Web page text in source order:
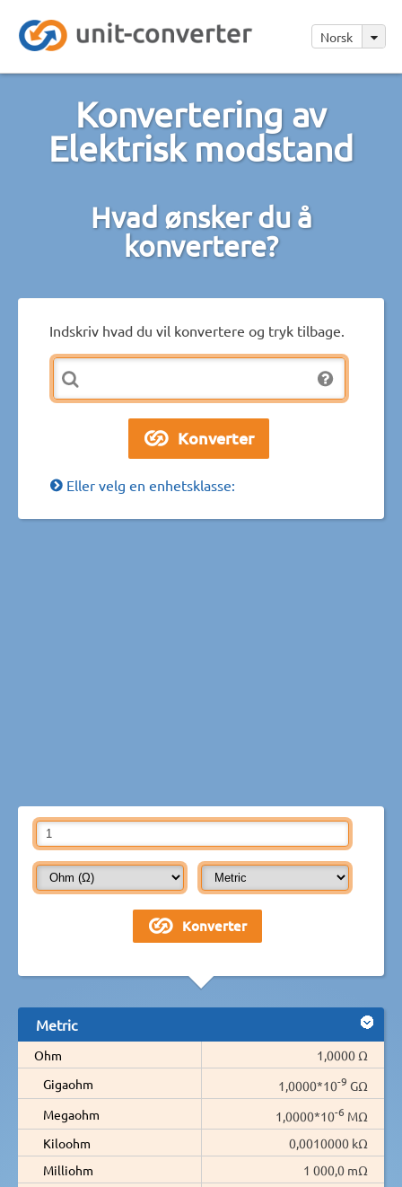
Norsk
Konvertering av
Elektrisk modstand
Hvad ønsker du å
konvertere?
Indskriv hvad du vil konvertere og tryk tilbage.
Eller velg en enhetsklasse:
Metric
Ohm
1,0000 Ω
Gigaohm
1,0000*10-9 GΩ
Megaohm
1,0000*10-6 MΩ
Kiloohm
0,0010000 kΩ
Milliohm
1 000,0 mΩ